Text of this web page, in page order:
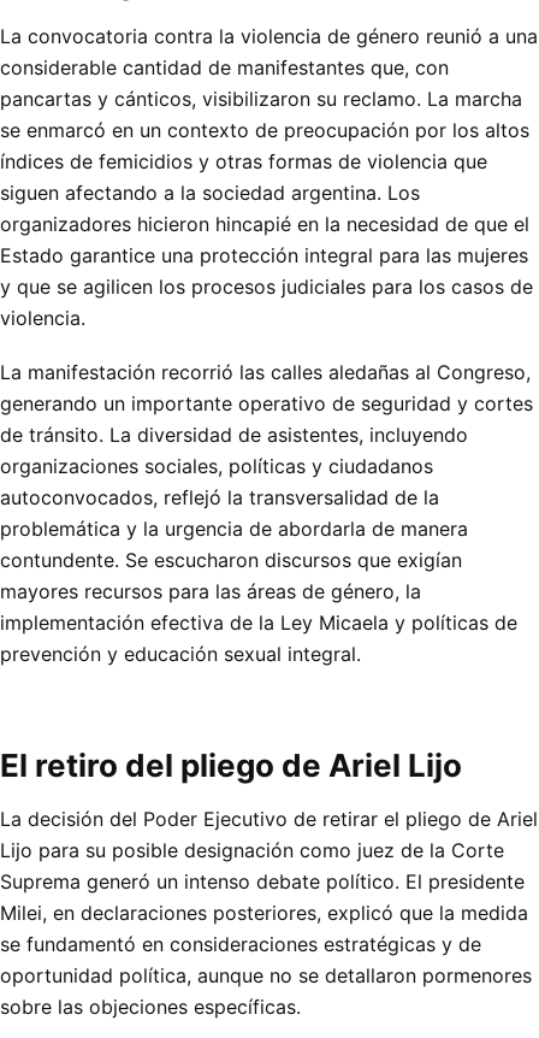
La convocatoria contra la violencia de género reunió a una
considerable cantidad de manifestantes que, con
pancartas y cánticos, visibilizaron su reclamo. La marcha
se enmarcó en un contexto de preocupación por los altos
índices de femicidios y otras formas de violencia que
siguen afectando a la sociedad argentina. Los
organizadores hicieron hincapié en la necesidad de que el
Estado garantice una protección integral para las mujeres
y que se agilicen los procesos judiciales para los casos de
violencia.
La manifestación recorrió las calles aledañas al Congreso,
generando un importante operativo de seguridad y cortes
de tránsito. La diversidad de asistentes, incluyendo
organizaciones sociales, políticas y ciudadanos
autoconvocados, reflejó la transversalidad de la
problemática y la urgencia de abordarla de manera
contundente. Se escucharon discursos que exigían
mayores recursos para las áreas de género, la
implementación efectiva de la Ley Micaela y políticas de
prevención y educación sexual integral.
El retiro del pliego de Ariel Lijo
La decisión del Poder Ejecutivo de retirar el pliego de Ariel
Lijo para su posible designación como juez de la Corte
Suprema generó un intenso debate político. El presidente
Milei, en declaraciones posteriores, explicó que la medida
se fundamentó en consideraciones estratégicas y de
oportunidad política, aunque no se detallaron pormenores
sobre las objeciones específicas.